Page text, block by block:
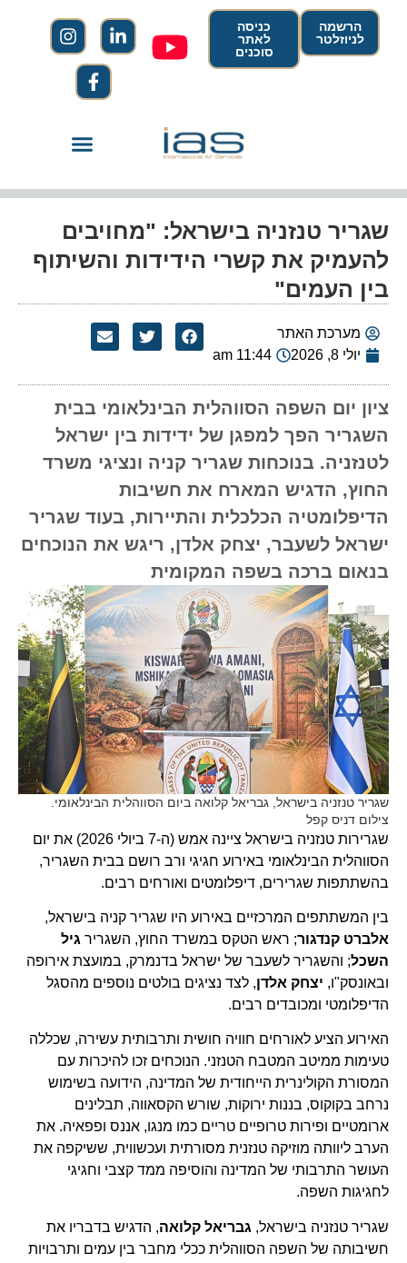
הרשמה
לניוזלטר
כניסה
לאתר
סוכנים
שגריר טנזניה בישראל: "מחויבים
להעמיק את קשרי הידידות והשיתוף
בין העמים"
מערכת האתר
יולי 8, 2026
11:44 am
ציון יום השפה הסווהלית הבינלאומי בבית
השגריר הפך למפגן של ידידות בין ישראל
לטנזניה. בנוכחות שגריר קניה ונציגי משרד
החוץ, הדגיש המארח את חשיבות
הדיפלומטיה הכלכלית והתיירות, בעוד שגריר
ישראל לשעבר, יצחק אלדן, ריגש את הנוכחים
בנאום ברכה בשפה המקומית
שגריר טנזניה בישראל, גבריאל קלואה ביום הסווהלית הבינלאומי.
צילום דניס קפל
שגרירות טנזניה בישראל ציינה אמש (ה-7 ביולי 2026) את יום
הסווהלית הבינלאומי באירוע חגיגי ורב רושם בבית השגריר,
בהשתתפות שגרירים, דיפלומטים ואורחים רבים.
בין המשתתפים המרכזיים באירוע היו שגריר קניה בישראל,
אלברט קנדגור; ראש הטקס במשרד החוץ, השגרירגיל
השכל; והשגריר לשעבר של ישראל בדנמרק, במועצת אירופה
ובאונסק"ו,יצחק אלדן, לצד נציגים בולטים נוספים מהסגל
הדיפלומטי ומכובדים רבים.
האירוע הציע לאורחים חוויה חושית ותרבותית עשירה, שכללה
טעימות ממיטב המטבח הטנזני. הנוכחים זכו להיכרות עם
המסורת הקולינרית הייחודית של המדינה, הידועה בשימוש
נרחב בקוקוס, בננות ירוקות, שורש הקסאווה, תבלינים
ארומטיים ופירות טרופיים טריים כמו מנגו, אננס ופפאיה. את
הערב ליוותה מוזיקה טנזנית מסורתית ועכשווית, ששיקפה את
העושר התרבותי של המדינה והוסיפה ממד קצבי וחגיגי
לחגיגות השפה.
שגריר טנזניה בישראל,גבריאל קלואה, הדגיש בדבריו את
חשיבותה של השפה הסווהלית ככלי מחבר בין עמים ותרבויות